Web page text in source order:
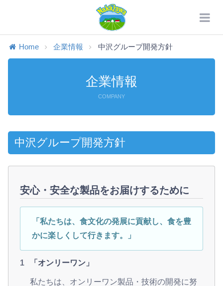
Home 企業情報 中沢グループ開発方針
企業情報
COMPANY
中沢グループ開発方針
安心・安全な製品をお届けするために
「私たちは、食文化の発展に貢献し、食を豊
かに楽しくして行きます。」
「オンリーワン」
私たちは、オンリーワン製品・技術の開発に努